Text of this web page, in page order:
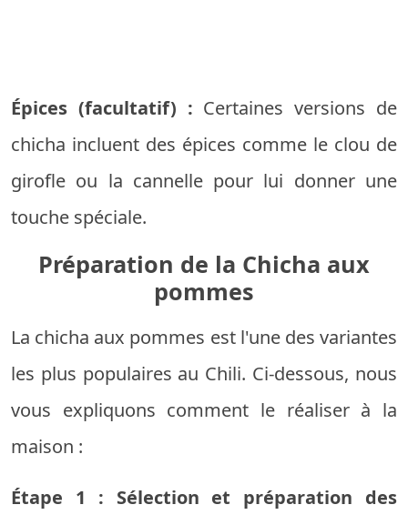
Épices (facultatif) : Certaines versions de
chicha incluent des épices comme le clou de
girofle ou la cannelle pour lui donner une
touche spéciale.
Préparation de la Chicha aux
pommes
La chicha aux pommes est l'une des variantes
les plus populaires au Chili. Ci-dessous, nous
vous expliquons comment le réaliser à la
maison :
Étape 1 : Sélection et préparation des